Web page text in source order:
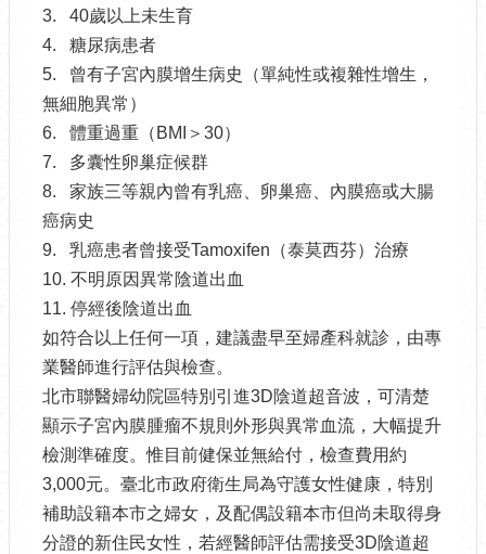
3. 40歲以上未生育
4. 糖尿病患者
5. 曾有子宮內膜增生病史（單純性或複雜性增生，
無細胞異常）
6. 體重過重（BMI＞30）
7. 多囊性卵巢症候群
8. 家族三等親內曾有乳癌、卵巢癌、內膜癌或大腸
癌病史
9. 乳癌患者曾接受Tamoxifen（泰莫西芬）治療
10. 不明原因異常陰道出血
11. 停經後陰道出血
如符合以上任何一項，建議盡早至婦產科就診，由專
業醫師進行評估與檢查。
北市聯醫婦幼院區特別引進3D陰道超音波，可清楚
顯示子宮內膜腫瘤不規則外形與異常血流，大幅提升
檢測準確度。惟目前健保並無給付，檢查費用約
3,000元。臺北市政府衛生局為守護女性健康，特別
補助設籍本市之婦女，及配偶設籍本市但尚未取得身
分證的新住民女性，若經醫師評估需接受3D陰道超